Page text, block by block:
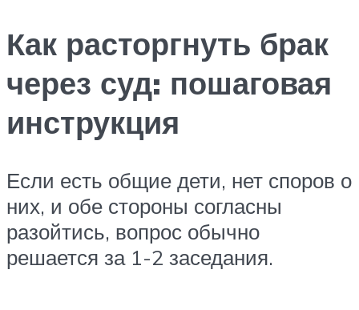
Как расторгнуть брак
через суд: пошаговая
инструкция
Если есть общие дети, нет споров о
них, и обе стороны согласны
разойтись, вопрос обычно
решается за 1-2 заседания.